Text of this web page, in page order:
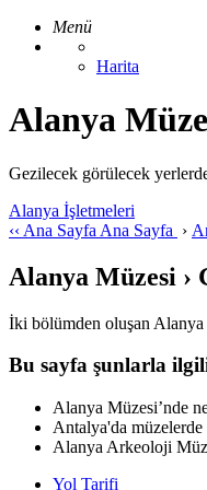
Menü
Harita
Alanya
Gezilecek görülecek
Alanya İşletmeleri
‹‹ Ana Sayfa Ana Sayfa ›
Alanya Müzesi ›
İki bölümden oluşan Alanya
Bu sayfa şunlarla
Alanya Müzesi’nde
Antalya'da
Alanya Arkeoloji
Yol Tarifi